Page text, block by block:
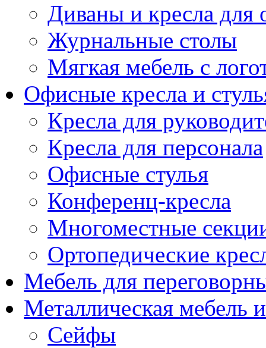
Диваны и кресла для
Журнальные столы
Мягкая мебель с
Офисные кресла и
Кресла для
Кресла для персонала
Офисные стулья
Конференц-кресла
Многоместные
Ортопедические
Мебель для
Металлическая мебель
Сейфы